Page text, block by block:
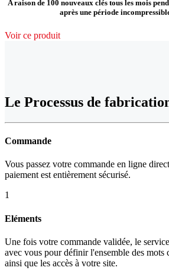
A raison de 100 nouveaux clés tous les mois
après une période
Voir ce produit
Le Processus de
Commande
Vous passez votre commande en ligne
paiement est entièrement sécurisé.
1
Eléments
Une fois votre commande validée, le
avec vous pour définir l'ensemble des mots
ainsi que les accès à votre site.